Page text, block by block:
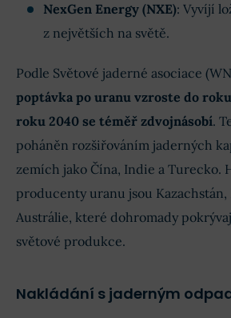
NexGen Energy (NXE): Vyvíjí
z největších na světě.
Podle Světové jaderné asociace
poptávka po uranu vzroste do
roku 2040 se téměř zdvojnásobí.
poháněn rozšiřováním jaderných
zemích jako Čína, Indie a Turecko.
producenty uranu jsou Kazachstán,
Austrálie, které dohromady
světové produkce.
Nakládání s jaderným